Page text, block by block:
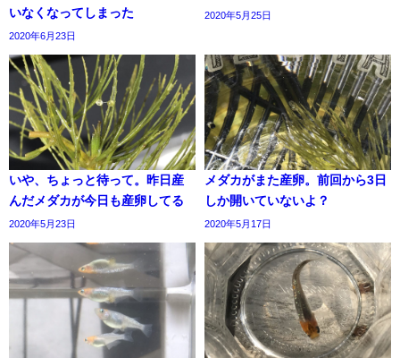
いなくなってしまった
2020年6月23日
2020年5月25日
いや、ちょっと待って。昨日産
んだメダカが今日も産卵してる
2020年5月23日
メダカがまた産卵。前回から3日
しか開いていないよ？
2020年5月17日